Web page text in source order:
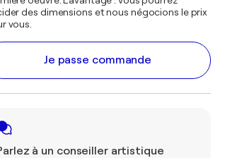
des dimensions et nous négocions le prix
vous.
Je passe commande
à un conseiller artistique